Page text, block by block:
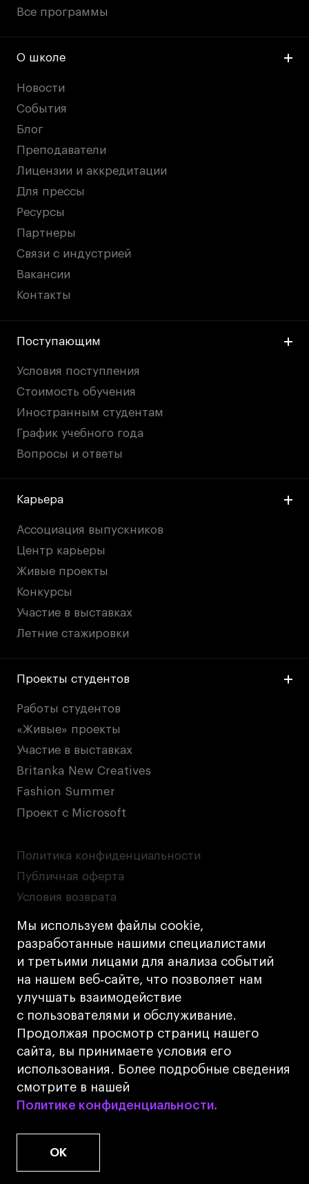
Мы используем файлы cookie,
разработанные нашими специалистами
и третьими лицами для анализа событий
на нашем веб‑сайте, что позволяет нам
улучшать взаимодействие
с пользователями и обслуживание.
Продолжая просмотр страниц нашего
сайта, вы принимаете условия его
использования. Более подробные сведения
смотрите в нашей
Политике конфиденциальности.
Политике конфиденциальности.
OK
Все программы
О школе
Новости
События
Блог
Преподаватели
Лицензии и аккредитации
Для прессы
Ресурсы
Партнеры
Связи с индустрией
Вакансии
Контакты
Поступающим
Условия поступления
Стоимость обучения
Иностранным студентам
График учебного года
Вопросы и ответы
Карьера
Ассоциация выпускников
Центр карьеры
Живые проекты
Конкурсы
Участие в выставках
Летние стажировки
Проекты студентов
Работы студентов
«Живые» проекты
Участие в выставках
Britanka New Creatives
Fashion Summer
Проект с Microsoft
© 2026 БВШД
Политика конфиденциальности
Публичная оферта
Условия возврата
Кредит на образование с господдержкой
Лицензия на осуществление образовательной
деятельности АНО ВО «Универсальный
Университет»
Карта сайта
Дизайн
Разработка